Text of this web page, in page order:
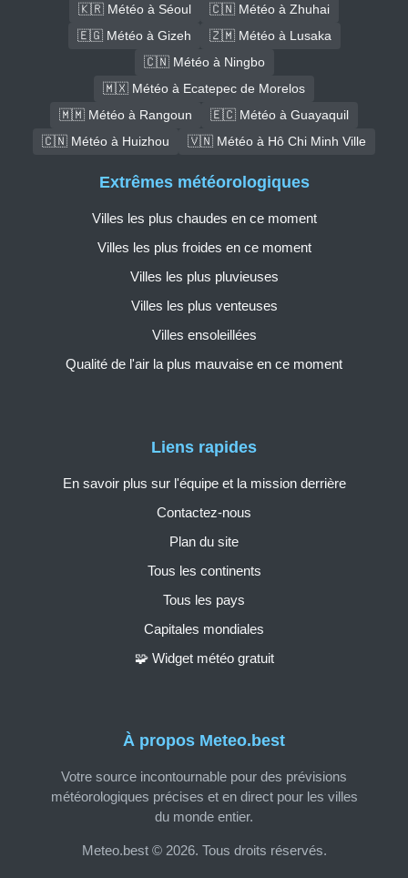
🇰🇷 Météo à Séoul
🇨🇳 Météo à Zhuhai
🇪🇬 Météo à Gizeh
🇿🇲 Météo à Lusaka
🇨🇳 Météo à Ningbo
🇲🇽 Météo à Ecatepec de Morelos
🇲🇲 Météo à Rangoun
🇪🇨 Météo à Guayaquil
🇨🇳 Météo à Huizhou
🇻🇳 Météo à Hô Chi Minh Ville
À propos Meteo.best
Votre source incontournable pour des prévisions
météorologiques précises et en direct pour les villes
du monde entier.
Meteo.best © 2026. Tous droits réservés.
Liens rapides
En savoir plus sur l'équipe et la mission derrière
Contactez-nous
Plan du site
Tous les continents
Tous les pays
Capitales mondiales
🧩 Widget météo gratuit
Extrêmes météorologiques
Villes les plus chaudes en ce moment
Villes les plus froides en ce moment
Villes les plus pluvieuses
Villes les plus venteuses
Villes ensoleillées
Qualité de l'air la plus mauvaise en ce moment